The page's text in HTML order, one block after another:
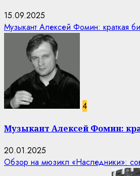
15.09.2025
Музыкант Алексей Фомин: краткая
4
Музыкант Алексей Фомин:
20.01.2025
Обзор на мюзикл «Наследники»: